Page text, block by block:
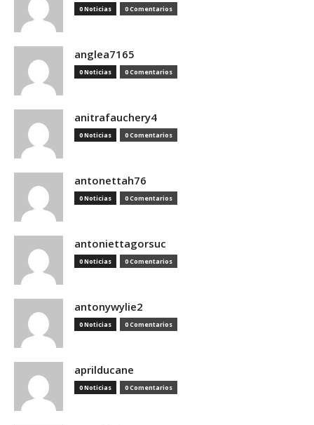
0 Noticias 0 Comentarios
anglea7165
0 Noticias 0 Comentarios
anitrafauchery4
0 Noticias 0 Comentarios
antonettah76
0 Noticias 0 Comentarios
antoniettagorsuc
0 Noticias 0 Comentarios
antonywylie2
0 Noticias 0 Comentarios
aprilducane
0 Noticias 0 Comentarios